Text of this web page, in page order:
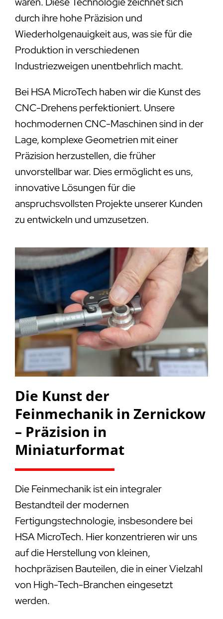
durch ihre hohe Präzision und
Wiederholgenauigkeit aus, was sie für die
Produktion in verschiedenen
Industriezweigen unentbehrlich macht.
Bei HSA MicroTech haben wir die Kunst des
CNC-Drehens perfektioniert. Unsere
hochmodernen CNC-Maschinen sind in der
Lage, komplexe Geometrien mit einer
Präzision herzustellen, die früher
unvorstellbar war. Dies ermöglicht es uns,
innovative Lösungen für die
anspruchsvollsten Projekte unserer Kunden
zu entwickeln und umzusetzen.
Die Kunst der
Feinmechanik in Zernickow
– Präzision in
Miniaturformat
Die Feinmechanik ist ein integraler
Bestandteil der modernen
Fertigungstechnologie, insbesondere bei
HSA MicroTech. Hier konzentrieren wir uns
auf die Herstellung von kleinen,
hochpräzisen Bauteilen, die in einer Vielzahl
von High-Tech-Branchen eingesetzt
werden.